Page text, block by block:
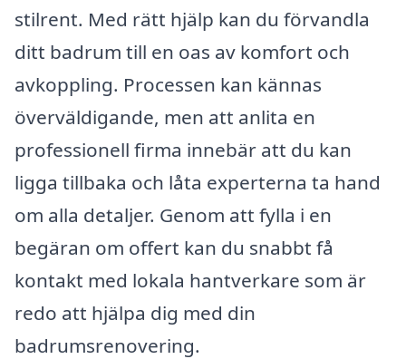
stilrent. Med rätt hjälp kan du förvandla
ditt badrum till en oas av komfort och
avkoppling. Processen kan kännas
överväldigande, men att anlita en
professionell firma innebär att du kan
ligga tillbaka och låta experterna ta hand
om alla detaljer. Genom att fylla i en
begäran om offert kan du snabbt få
kontakt med lokala hantverkare som är
redo att hjälpa dig med din
badrumsrenovering.